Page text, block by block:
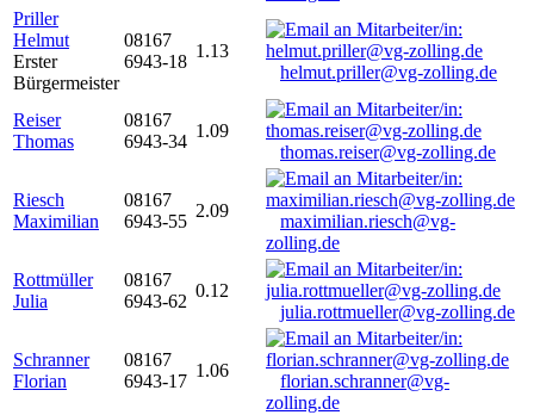
Priller
Helmut
Erster
Bürgermeister
08167
6943-18
1.13
helmut.priller@vg-zolling.de
Reiser
Thomas
08167
6943-34
1.09
thomas.reiser@vg-zolling.de
Riesch
Maximilian
08167
6943-55
2.09
maximilian.riesch@vg-
zolling.de
Rottmüller
Julia
08167
6943-62
0.12
julia.rottmueller@vg-zolling.de
Schranner
Florian
08167
6943-17
1.06
florian.schranner@vg-
zolling.de